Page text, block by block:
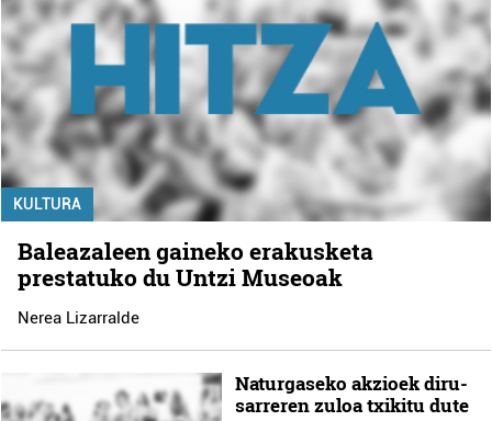
KULTURA
Baleazaleen gaineko erakusketa
prestatuko du Untzi Museoak
Nerea Lizarralde
Naturgaseko akzioek diru-
sarreren zuloa txikitu dute